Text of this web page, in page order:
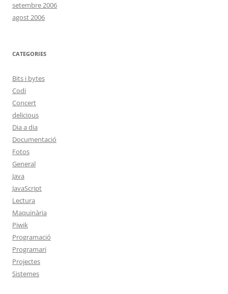
setembre 2006
agost 2006
CATEGORIES
Bits i bytes
Codi
Concert
delicious
Dia a dia
Documentació
Fotos
General
Java
JavaScript
Lectura
Maquinària
Piwik
Programació
Programari
Projectes
Sistemes